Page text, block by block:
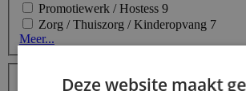
Promotiewerk / Hostess 9
Zorg / Thuiszorg / Kinderopvang 7
Meer...
TopjobDeze website maakt